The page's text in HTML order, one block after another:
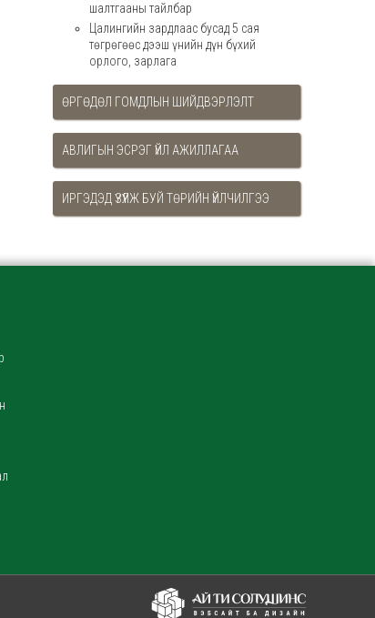
шалтгааны тайлбар
Цалингийн зардлаас бусад 5 сая
төгрөгөөс дээш үнийн дүн бүхий
орлого, зарлага
ӨРГӨДӨЛ ГОМДЛЫН ШИЙДВЭРЛЭЛТ
АВЛИГЫН ЭСРЭГ ҮЙЛ АЖИЛЛАГАА
ИРГЭДЭД ҮЗҮҮЛЖ БУЙ ТӨРИЙН ҮЙЛЧИЛГЭЭ